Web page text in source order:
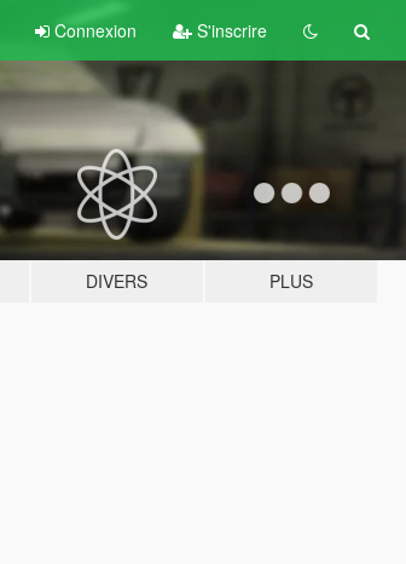
Connexion S'inscrire
DIVERS PLUS